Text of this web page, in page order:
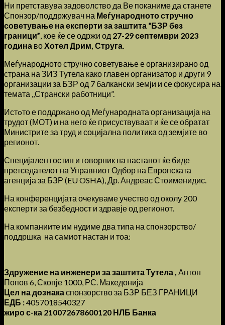
Ни претставува задоволство да Ве поканиме да станете
Спонзор/поддржувач на Меѓународното стручно
советување на експерти за заштита “БЗР без
граници”, кое ќе се одржи од 27-29 септември 2023
година воХотел Дрим, Струга.
Меѓународното стручно советување е организирано од
страна на ЗИЗ Тутела како главен организатор и други 9
организации за БЗР од 7 балкански земји и се фокусира на
темата ,,Странски работници”.
Истoто е поддржано од Меѓународната организација на
трудот (МОТ) и на него ќе присуствуваат и ќе се обратат
Министрите за труд и социјална политика од земјите во
регионот.
Специјален гостин и говорник на настанот ќе биде
претседателот на Управниот Одбор на Европската
агенција за БЗР (EU OSHA), Др. Андреас Стоименидис.
На конференцијата очекуваме учество од околу 200
експерти за безбедност и здравје од регионот.
На компаниите им нудиме два типа на спонзорство/
поддршка на самиот настан и тоа:
Здружение на инженери за заштита Тутела , Антон
Попов 6, Скопје 1000, РС. Македонија
Цел на дознакаспонзорство за БЗР БЕЗ ГРАНИЦИ
ЕДБ :4057018540327
жиро с-ка 210072678600120 НЛБ Банка